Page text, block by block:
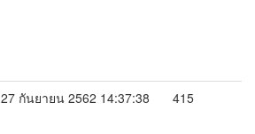
27 กันยายน 2562 14:37:38 415